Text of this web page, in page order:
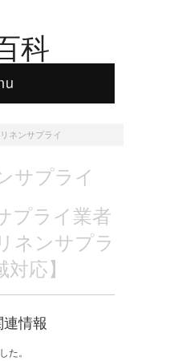
科
ネンサプライ
サプライ
プライ業者
ネンサプラ
応】
情報
た。